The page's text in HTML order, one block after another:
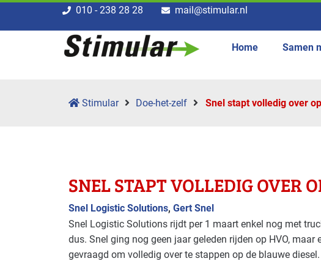
010 - 238 28 28 mail@stimular.nl
Home Samen
Stimular Doe-het-zelf Snel stapt volledig over
SNEL STAPT VOLLEDIG OVER
Snel Logistic Solutions, Gert Snel
Snel Logistic Solutions rijdt per 1 maart enkel nog met
dus. Snel ging nog geen jaar geleden rijden op HVO,
gevraagd om volledig over te stappen op de blauwe diesel.